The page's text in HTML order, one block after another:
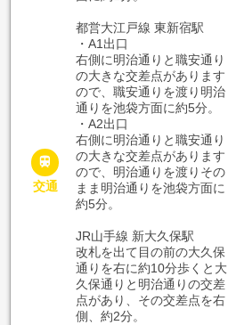

交通
都営大江戸線 東新宿駅
・A1出口
右側に明治通りと職安通り
の大きな交差点があります
ので、職安通りを渡り明治
通りを池袋方面に約5分。
・A2出口
右側に明治通りと職安通り
の大きな交差点があります
ので、明治通りを渡りその
まま明治通りを池袋方面に
約5分。
JR山手線 新大久保駅
改札を出て目の前の大久保
通りを右に約10分歩くと大
久保通りと明治通りの交差
点があり、その交差点を右
側、約2分。